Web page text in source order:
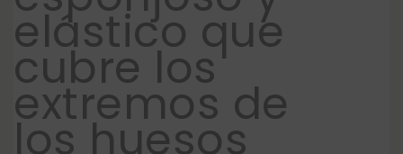
elástico que
cubre los
extremos de
los huesos